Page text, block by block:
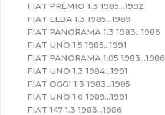
FIAT PRÊMIO 1.3 1985…1992
FIAT ELBA 1.3 1985…1989
FIAT PANORAMA 1.3 1983…1986
FIAT UNO 1.5 1985…1991
FIAT PANORAMA 1.05 1983…1986
FIAT UNO 1.3 1984…1991
FIAT OGGI 1.3 1983…1985
FIAT UNO 1.0 1989…1991
FIAT 147 1.3 1983…1986